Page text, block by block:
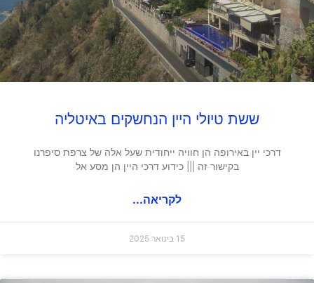
ששת טיולי היין הנחשקים באיטליה
דרכי יין באירופה הן חוויה ייחודית שעל אלה של צרפת סיפרנו
בקישור זה ||| כידוע דרכי היין הן מסע אל
לקריאה...
15 בינואר 2025